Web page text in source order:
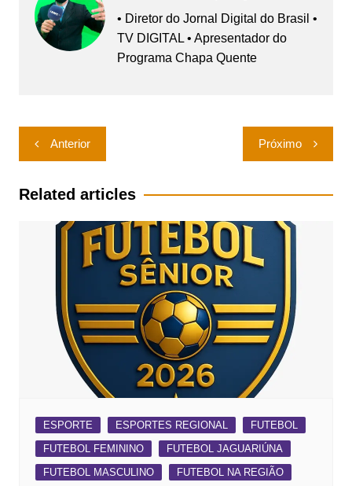
• Diretor do Jornal Digital do Brasil •
TV DIGITAL • Apresentador do
Programa Chapa Quente
Navegação
de
Post
Anterior Próximo
Related articles
ESPORTE ESPORTES REGIONAL
FUTEBOL
FUTEBOL FEMININO
FUTEBOL JAGUARIÚNA
FUTEBOL MASCULINO
FUTEBOL NA REGIÃO